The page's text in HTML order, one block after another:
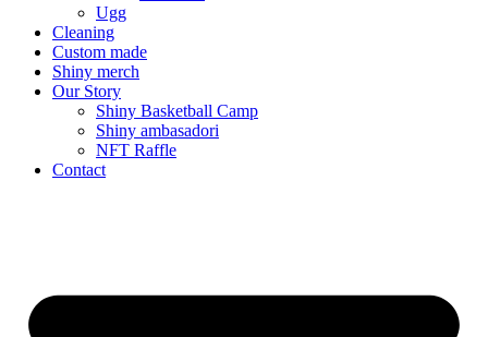
Ugg
Cleaning
Custom made
Shiny merch
Our Story
Shiny Basketball Camp
Shiny ambasadori
NFT Raffle
Contact